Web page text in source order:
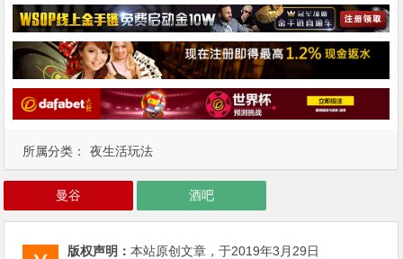
所属分类： 夜生活玩法
曼谷 酒吧
版权声明：本站原创文章，于2019年3月29日